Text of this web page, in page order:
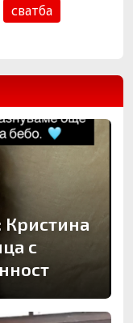
сватба
с